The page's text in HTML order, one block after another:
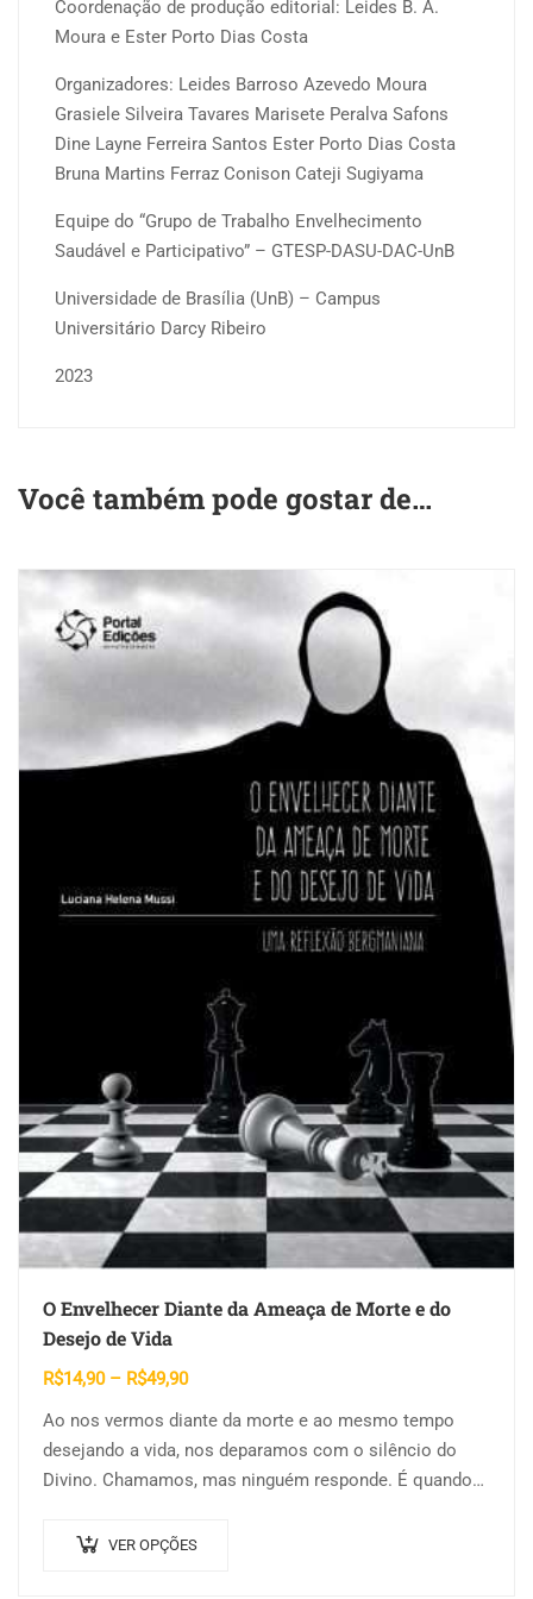
Pessoa
no
DF
quantidade
Coordenação de produção editorial: Leides B. A.
Moura e Ester Porto Dias Costa
Organizadores: Leides Barroso Azevedo Moura
Grasiele Silveira Tavares Marisete Peralva Safons
Dine Layne Ferreira Santos Ester Porto Dias Costa
Bruna Martins Ferraz Conison Cateji Sugiyama
Equipe do “Grupo de Trabalho Envelhecimento
Saudável e Participativo” – GTESP-DASU-DAC-UnB
Universidade de Brasília (UnB) – Campus
Universitário Darcy Ribeiro
2023
Você também pode gostar de…
O Envelhecer Diante da Ameaça de Morte e do
Desejo de Vida
R$14,90 – R$49,90Faixa
preço:
R$14,90
Ao nos vermos diante da morte e ao mesmo tempo
desejando a vida, nos deparamos com o silêncio do
Divino. Chamamos, mas ninguém responde. É quando
VER OPÇÕES